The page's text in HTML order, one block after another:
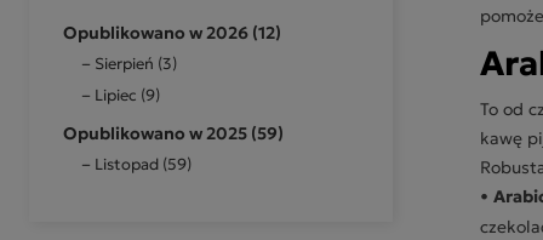
Opublikowano w 2026 (12)
Sierpień (3)
Lipiec (9)
Opublikowano w 2025 (59)
Listopad (59)
To od
kawę
•